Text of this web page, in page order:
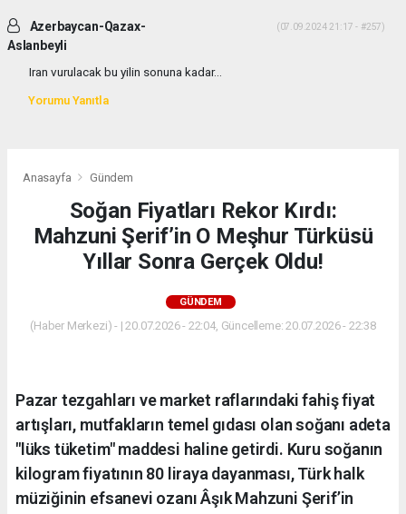
Azerbaycan-Qazax-
Aslanbeyli
(07.09.2024 21:17 - #257)
Iran vurulacak bu yilin sonuna kadar...
Yorumu Yanıtla
Anasayfa Gündem
Soğan Fiyatları Rekor Kırdı:
Mahzuni Şerif’in O Meşhur Türküsü
Yıllar Sonra Gerçek Oldu!
GÜNDEM
(Haber Merkezi) - | 20.07.2026 - 22:04, Güncelleme: 20.07.2026 - 22:38
Pazar tezgahları ve market raflarındaki fahiş fiyat
artışları, mutfakların temel gıdası olan soğanı adeta
"lüks tüketim" maddesi haline getirdi. Kuru soğanın
kilogram fiyatının 80 liraya dayanması, Türk halk
müziğinin efsanevi ozanı Âşık Mahzuni Şerif’in